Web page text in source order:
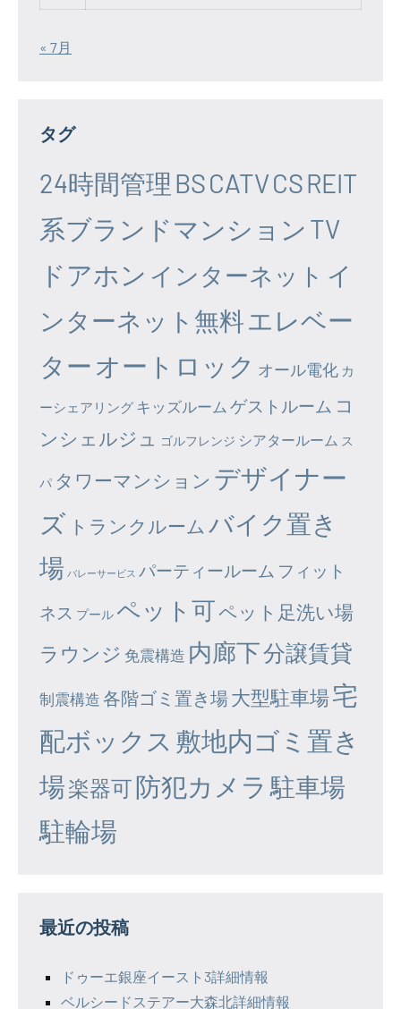
« 7月
タグ
24時間管理 BSCATVCSREIT
系ブランドマンション TV
ドアホン インターネット イ
ンターネット無料エレベー
ター オートロック オール電化 カ
ーシェアリング キッズルーム ゲストルーム コ
ンシェルジュ
ゴルフレンジ シアタールーム ス
パ タワーマンション デザイナー
ズ トランクルーム バイク置き
場 バレーサービス パーティールーム フィット
ネス プール ペット可ペット足洗い場
ラウンジ 免震構造 内廊下分譲賃貸
制震構造 各階ゴミ置き場大型駐車場宅
配ボックス 敷地内ゴミ置き
場楽器可防犯カメラ 駐車場
駐輪場
最近の投稿
ドゥーエ銀座イースト3詳細情報
ベルシードステアー大森北詳細情報